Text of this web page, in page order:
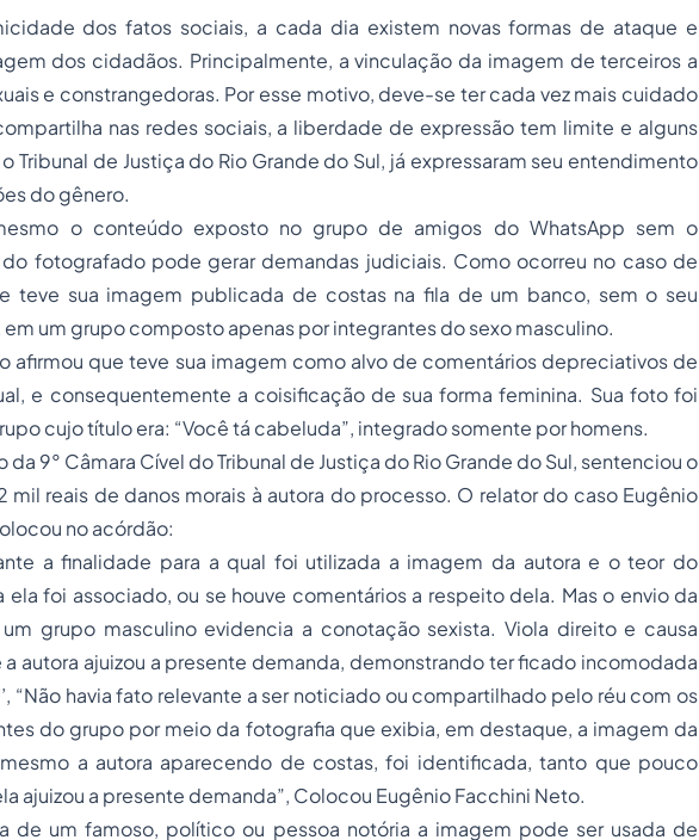
dos fatos sociais, a cada dia existem novas formas de ataque e
dos cidadãos. Principalmente, a vinculação da imagem de terceiros a
e constrangedoras. Por esse motivo, deve-se ter cada vez mais cuidado
nas redes sociais, a liberdade de expressão tem limite e alguns
Tribunal de Justiça do Rio Grande do Sul, já expressaram seu entendimento
do gênero.
o conteúdo exposto no grupo de amigos do WhatsApp sem o
fotografado pode gerar demandas judiciais. Como ocorreu no caso de
teve sua imagem publicada de costas na fila de um banco, sem o seu
um grupo composto apenas por integrantes do sexo masculino.
afirmou que teve sua imagem como alvo de comentários depreciativos de
e consequentemente a coisificação de sua forma feminina. Sua foto foi
cujo título era: “Você tá cabeluda”, integrado somente por homens.
9° Câmara Cível do Tribunal de Justiça do Rio Grande do Sul, sentenciou o
mil reais de danos morais à autora do processo. O relator do caso Eugênio
no acórdão:
a finalidade para a qual foi utilizada a imagem da autora e o teor do
foi associado, ou se houve comentários a respeito dela. Mas o envio da
grupo masculino evidencia a conotação sexista. Viola direito e causa
autora ajuizou a presente demanda, demonstrando ter ficado incomodada
“Não havia fato relevante a ser noticiado ou compartilhado pelo réu com os
do grupo por meio da fotografia que exibia, em destaque, a imagem da
a autora aparecendo de costas, foi identificada, tanto que pouco
ajuizou a presente demanda”, Colocou Eugênio Facchini Neto.
de um famoso, político ou pessoa notória a imagem pode ser usada de